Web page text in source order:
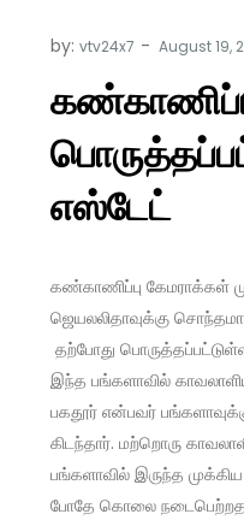
by:vtv24x7
எஸ்டேட்
கண்காணிப்பு கேமராக்கள்
ஜெயலலிதாவுக்கு
தற்போது
இந்த பங்களாவில்
பகதூர் என்பவர்
கிடந்தார். மற்றொரு
பங்களாவில் இருந்த
போதே கொலை